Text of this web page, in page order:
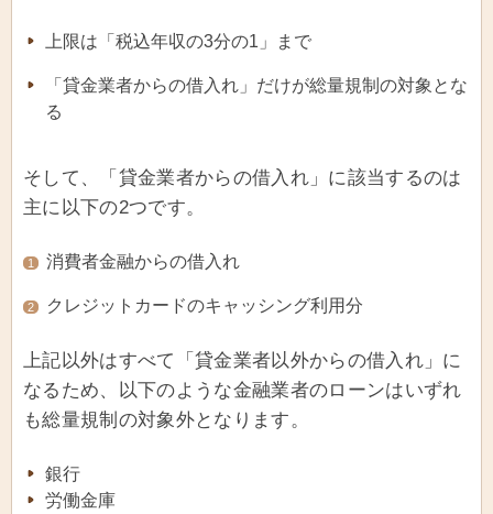
上限は「税込年収の3分の1」まで
「貸金業者からの借入れ」だけが総量規制の対象とな
る
そして、「貸金業者からの借入れ」に該当するのは
主に以下の2つです。
1 消費者金融からの借入れ
2 クレジットカードのキャッシング利用分
上記以外はすべて「貸金業者以外からの借入れ」に
なるため、以下のような金融業者のローンはいずれ
も総量規制の対象外となります。
銀行
労働金庫